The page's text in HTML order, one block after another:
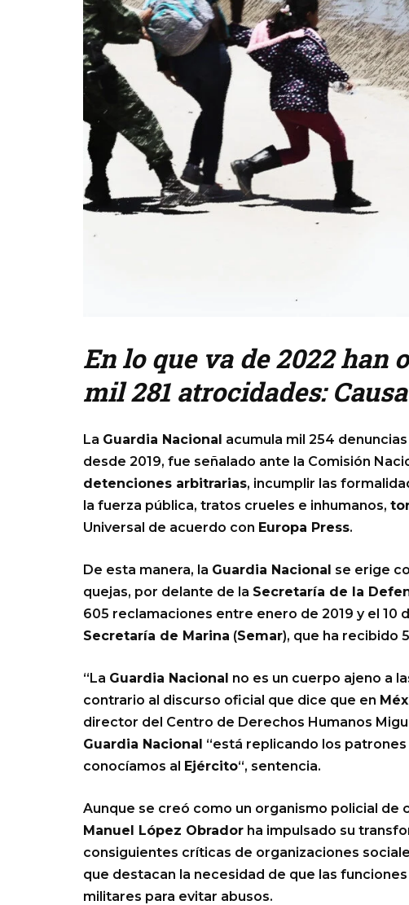
En lo que va de 2022 han
mil 281 atrocidades:
La Guardia Nacional acumula mil 254
desde 2019, fue señalado ante la Comisión
detenciones arbitrarias, incumplir las
la fuerza pública, tratos crueles e inhumanos,
Universal de acuerdo con Europa Press.
De esta manera, la Guardia Nacional se erige
quejas, por delante de la Secretaría de la
605 reclamaciones entre enero de 2019 y el 10
Secretaría de Marina (Semar), que ha recibido
“La Guardia Nacional no es un cuerpo ajeno a
contrario al discurso oficial que dice que en
director del Centro de Derechos Humanos
Guardia Nacional “está replicando los
conocíamos al Ejército“, sentencia.
Aunque se creó como un organismo policial de
Manuel López Obrador ha impulsado su
consiguientes críticas de organizaciones
que destacan la necesidad de que las
militares para evitar abusos.